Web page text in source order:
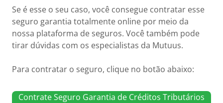
Se é esse o seu caso, você consegue contratar esse
seguro garantia totalmente online por meio da
nossa plataforma de seguros. Você também pode
tirar dúvidas com os especialistas da Mutuus.
Para contratar o seguro, clique no botão abaixo:
Contrate Seguro Garantia de Créditos Tributários